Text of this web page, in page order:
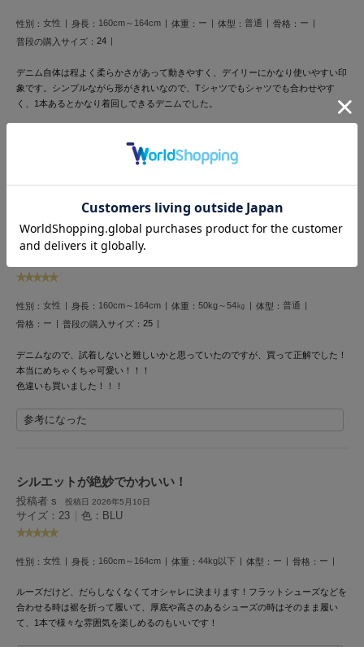
LILY BROWN
LILY BROWN Lingerie
リリーブラウンランジェリー
リトルユニオン トウキョウ
made of Organics
MICHU COQUETTE
ミチュ コケット
MIESROHE
miies miim
Mila Owen
ミラオーウェン
MOIGE
モワージュ
ミュシャ
NEW Balance
nezu
ネズ
ナイキ
性別： 女性 身長： 160cm～164cm 体重： ー 体型： 普通 骨格： ー
普段の購入サイズ： 24
デニム自体は程よく柔らかさがあって動きやすく、デイリーにかなり使いやすい印
象です。シンプルながら形がきれいなので、Tシャツでもシャツでも合わせやす
く、1本あるとかなり着回しできるデニムでした。
買って良かった♡
投稿者 madomado 投稿日 2026年5月22日
性別： 女性 身長： 160cm～164cm 体重： 50kg～54㎏ 体型： 普通
骨格： ー 普段の購入サイズ： 25
デニムなので、試着しないと難しいかと思っていたのですが、買って正解でした！
本当にめちゃくちゃ可愛い！！！
色違いも買いました！！！
参考になった
シルエットが絶妙でかわいい！
投稿者 s 投稿日 2026年5月10日
サイズ：23 色：BLU
性別： 女性 身長： 160cm～164cm 体重： 44kg以下 体型： ー 骨格： ー
ルーズだけど、だらしなくなくてオシャレに決まります！フラットシューズなどを
合わせる時は裾を折って履いて、厚底や高さのあるシューズの時はそのまま履い
て、1本で様々な雰囲気を楽しめるのもいいです！